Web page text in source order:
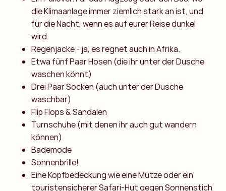
die Klimaanlage immer ziemlich stark an ist, und
für die Nacht, wenn es auf eurer Reise dunkel
wird.
Regenjacke - ja, es regnet auch in Afrika.
Etwa fünf Paar Hosen (die ihr unter der Dusche
waschen könnt)
Drei Paar Socken (auch unter der Dusche
waschbar)
Flip Flops & Sandalen
Turnschuhe (mit denen ihr auch gut wandern
können)
Bademode
Sonnenbrille!
Eine Kopfbedeckung wie eine Mütze oder ein
touristensicherer Safari-Hut gegen Sonnenstich